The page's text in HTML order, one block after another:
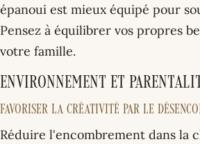
épanoui est mieux équipé pour
Pensez à équilibrer vos propres
votre famille.
Environnement et
Favoriser la Créativité par le
Réduire l'encombrement dans la